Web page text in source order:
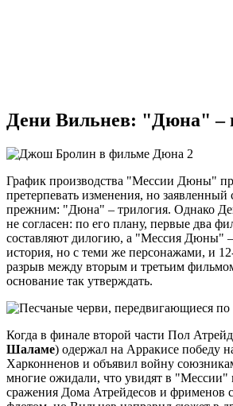
Дени Вильнев: "Дюна" –
График производства "Мессии Дюны"
претерпевать изменения, но заявленный
прежним: "Дюна" – трилогия. Однако
не согласен: по его плану, первые два
составляют дилогию, а "Мессия Дюны" –
история, но с теми же персонажами, и
разрыв между вторым и третьим
основание так утверждать.
Когда в финале второй части Пол
Шаламе) одержал на Арракисе победу
Харконненов и объявил войну
многие ожидали, что увидят в "Мессии"
сражения Дома Атрейдесов и фрименов